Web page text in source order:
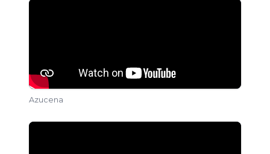
Azucena